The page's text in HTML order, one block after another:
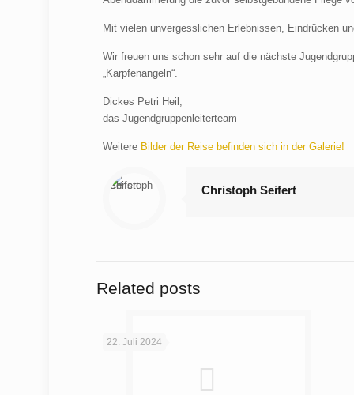
Mit vielen unvergesslichen Erlebnissen, Eindrücken
Wir freuen uns schon sehr auf die nächste
„Karpfenangeln“.
Dickes Petri Heil,
das Jugendgruppenleiterteam
Weitere Bilder der Reise befinden sich in der Galerie!
Christoph Seifert
Related posts
22. Juli 2024